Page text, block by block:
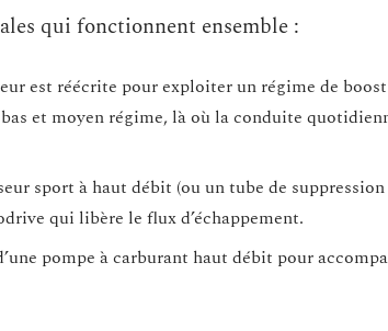
qui fonctionnent ensemble :
est réécrite pour exploiter un régime de
et moyen régime, là où la conduite
sport à haut débit (ou un tube de
qui libère le flux d’échappement.
pompe à carburant haut débit pour